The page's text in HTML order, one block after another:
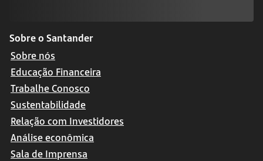
Sobre o Santander
Sobre nós
Educação Financeira
Trabalhe Conosco
Sustentabilidade
Relação com Investidores
Análise econômica
Sala de Imprensa